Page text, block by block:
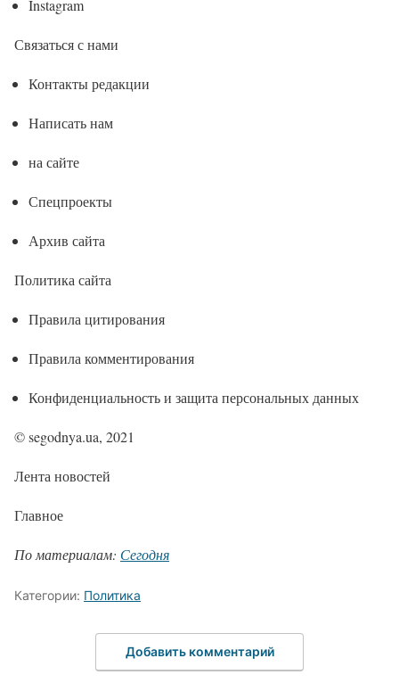
Instagram
Связаться с нами
Контакты редакции
Написать нам
на сайте
Спецпроекты
Архив сайта
Политика сайта
Правила цитирования
Правила комментирования
Конфиденциальность и защита персональных данных
© segodnya.ua, 2021
Лента новостей
Главное
По материалам: Сегодня
Категории: Политика
Добавить комментарий